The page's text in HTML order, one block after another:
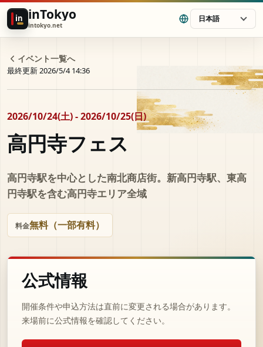
in inTokyo
intokyo.net
日本語
イベント一覧へ
最終更新 2026/5/4 14:36
2026/10/24(土) - 2026/10/25(日)
高円寺フェス
高円寺駅を中心とした南北商店街。新高円寺駅、東高
円寺駅を含む高円寺エリア全域
料金無料（一部有料）
公式情報
開催条件や申込方法は直前に変更される場合があります。
来場前に公式情報を確認してください。